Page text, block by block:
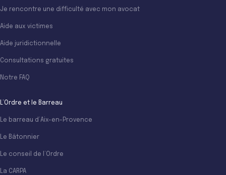
Je rencontre une difficulté avec mon avocat
Aide aux victimes
Aide juridictionnelle
Consultations gratuites
Notre FAQ
L’Ordre et le Barreau
Le barreau d’Aix-en-Provence
Le Bâtonnier
Le conseil de l’Ordre
La CARPA